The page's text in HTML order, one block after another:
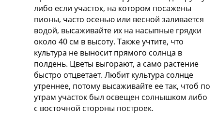
либо если участок, на котором посажены
пионы, часто осенью или весной заливается
водой, высаживайте их на насыпные грядки
около 40 см в высоту. Также учтите, что
культура не выносит прямого солнца в
полдень. Цветы выгорают, а само растение
быстро отцветает. Любит культура солнце
утреннее, потому высаживайте ее так, чтоб по
утрам участок был освещен солнышком либо
с восточной стороны построек.